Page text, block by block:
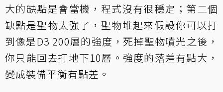
大的缺點是會當機，程式沒有很穩定；第二個
缺點是聖物太強了，聖物堆起來假設你可以打
到像是D3 200層的強度，死掉聖物噴光之後，
你只能回去打地下10層。強度的落差有點大，
變成裝備平衡有點差。